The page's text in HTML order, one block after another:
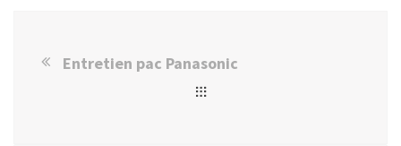
Entretien pac Panasonic